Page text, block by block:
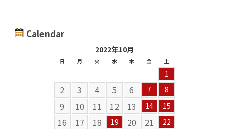
Calendar
2022年10月
日 月 火 水 木 金 土
1
2 3 4 5 6 7 8
9 10 11 12 13 14 15
16 17 18 19 20 21 22